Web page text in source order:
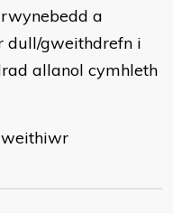
a
dull/gweithdrefn i
allanol cymhleth